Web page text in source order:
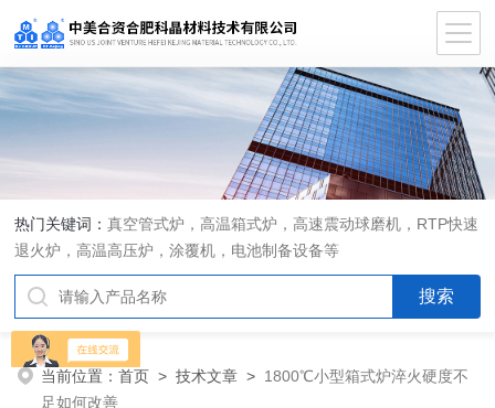
热门关键词：真空管式炉，高温箱式炉，高速震动球磨机，RTP快速
退火炉，高温高压炉，涂覆机，电池制备设备等
当前位置：首页 >技术文章 > 1800℃小型箱式炉淬火硬度不
足如何改善